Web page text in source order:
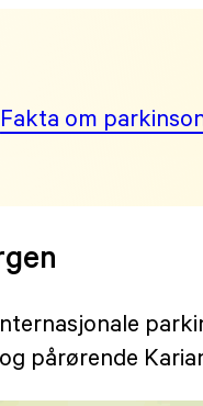
Fakta om
pårørende